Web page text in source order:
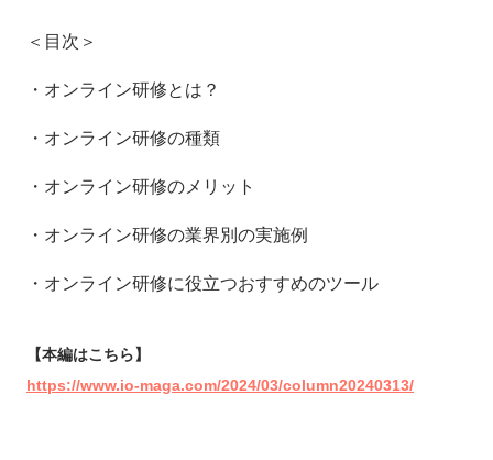
＜目次＞
・オンライン研修とは？
・オンライン研修の種類
・オンライン研修のメリット
・オンライン研修の業界別の実施例
・オンライン研修に役立つおすすめのツール
【本編はこちら】
https://www.io-maga.com/2024/03/column20240313/